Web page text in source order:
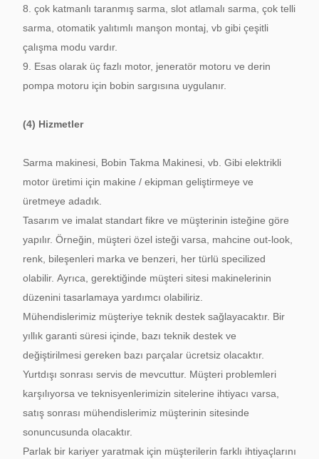
8. çok katmanlı taranmış sarma, slot atlamalı sarma, çok telli
sarma, otomatik yalıtımlı manşon montaj, vb gibi çeşitli
çalışma modu vardır.
9. Esas olarak üç fazlı motor, jeneratör motoru ve derin
pompa motoru için bobin sargısına uygulanır.
(4) Hizmetler
Sarma makinesi, Bobin Takma Makinesi, vb. Gibi elektrikli
motor üretimi için makine / ekipman geliştirmeye ve
üretmeye adadık.
Tasarım ve imalat standart fikre ve müşterinin isteğine göre
yapılır. Örneğin, müşteri özel isteği varsa, mahcine out-look,
renk, bileşenleri marka ve benzeri, her türlü specilized
olabilir. Ayrıca, gerektiğinde müşteri sitesi makinelerinin
düzenini tasarlamaya yardımcı olabiliriz.
Mühendislerimiz müşteriye teknik destek sağlayacaktır. Bir
yıllık garanti süresi içinde, bazı teknik destek ve
değiştirilmesi gereken bazı parçalar ücretsiz olacaktır.
Yurtdışı sonrası servis de mevcuttur. Müşteri problemleri
karşılıyorsa ve teknisyenlerimizin sitelerine ihtiyacı varsa,
satış sonrası mühendislerimiz müşterinin sitesinde
sonuncusunda olacaktır.
Parlak bir kariyer yaratmak için müşterilerin farklı ihtiyaçlarını